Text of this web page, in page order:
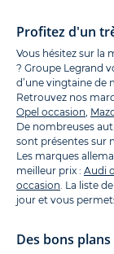
Profitez d'un
Vous hésitez sur la
? Groupe Legrand
d’une vingtaine de
Retrouvez nos
Opel occasion,
De nombreuses
sont présentes sur
Les marques
meilleur prix : Audi
occasion. La liste
jour et vous
Des bons